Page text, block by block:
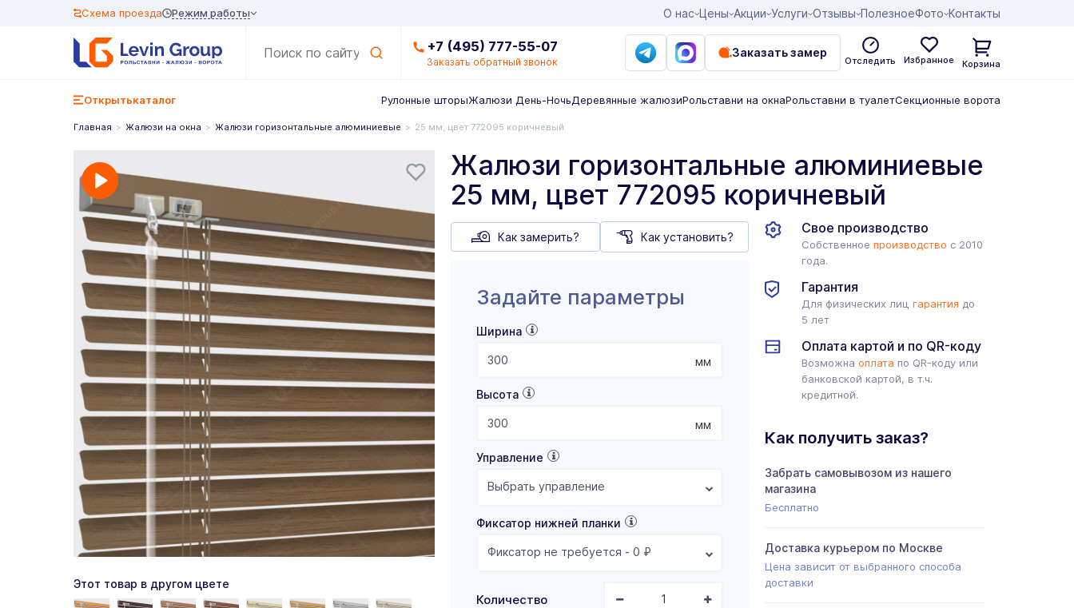
О нас Цены Акции Услуги Отзывы ПолезноеФото Контакты
Схема проезда Режим работы
+7 (495) 777-55-07
Заказать обратный звонок
Заказать замер
Отследить Избранное Корзина
Открытькаталог Рулонные шторыЖалюзи День-НочьДеревянные жалюзиРольставни на окнаРольставни в туалетСекционные ворота
Главная Жалюзи на окна Жалюзи горизонтальные алюминиевые 25 мм, цвет 772095 коричневый
Жалюзи горизонтальные алюминиевые
25 мм, цвет 772095 коричневый
Этот товар в другом цвете
Как замерить? Как установить?
Задайте параметры
Ширина
мм
Высота
мм
Управление
Выбрать управление
Фиксатор нижней планки
Фиксатор не требуется - 0 ₽
Количество
Свое производство
Собственноепроизводство с 2010
года.
Гарантия
Для физических лицгарантия до
5 лет
Оплата картой и по QR-коду
Возможнаоплата по QR-коду или
банковской картой, в т.ч.
кредитной.
Как получить заказ?
Забрать самовывозом из нашего
магазина
Бесплатно
Доставка курьером по Москве
Цена зависит от выбранного способа
доставки